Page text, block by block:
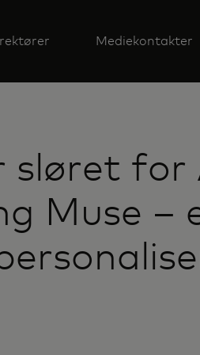
Mediekontakter
sløret for
Muse –